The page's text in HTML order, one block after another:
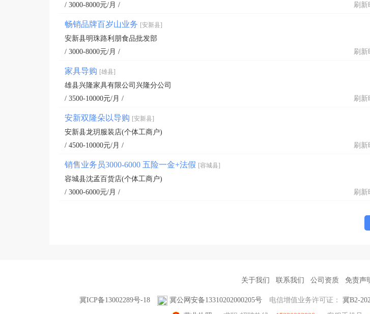
/ 3000-8000元/月 /
刷新
畅销品牌百岁山业务 [安新县]
安新县明珠路利朋食品批发部
/ 3000-8000元/月 /
刷新
家具导购 [雄县]
雄县兴隆家具有限公司兴隆分公司
/ 3500-10000元/月 /
刷新
安新双隆朵以导购 [安新县]
安新县龙玥服装店(个体工商户)
/ 4500-10000元/月 /
刷新
销售业务员3000-6000 五险一金+法假 [容城县]
容城县沈孟百货店(个体工商户)
/ 3000-6000元/月 /
刷新
关于我们 联系我们 公司资质 免责声
冀ICP备13002289号-18 冀公网安备13310202000205号 电信增值业务许可证： 冀B2-